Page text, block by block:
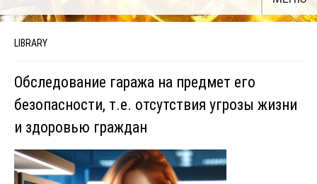
LIBRARY
Обследование гаража на предмет его
безопасности, т.е. отсутствия угрозы жизни
и здоровью граждан